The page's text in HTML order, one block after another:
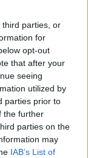
third parties, or
for
opt-out
that after your
seeing
utilized by
parties prior to
the further
parties on the
may
IAB’s List of